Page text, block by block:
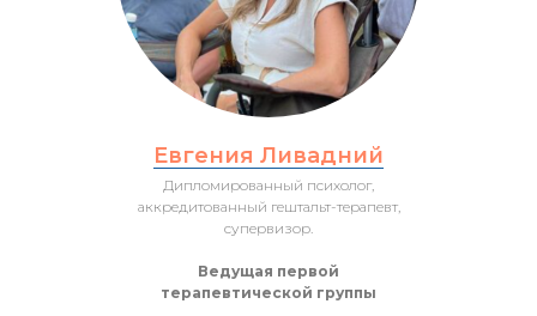
Евгения Ливадний
Дипломированный психолог,
аккредитованный гештальт-терапевт,
супервизор.
Ведущая первой
терапевтической группы